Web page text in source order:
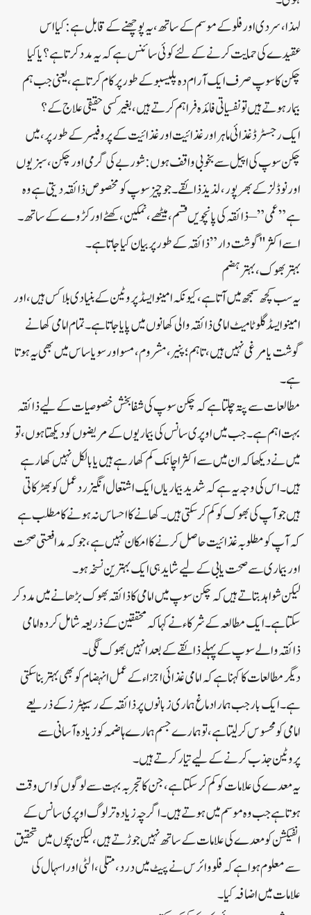
لہذا، سردی اور فلو کے موسم کے ساتھ ، یہ پوچھنے کے قابل ہے: کیا اس
عقیدے کی حمایت کرنے کے لئے کوئی سائنس ہے کہ یہ مدد کرتا ہے؟ یا کیا
چکن کا سوپ صرف ایک آرام دہ پلیسبو کے طور پر کام کرتا ہے، یعنی جب ہم
بیمار ہوتے ہیں تو نفسیاتی فائدہ فراہم کرتے ہیں، بغیر کسی حقیقی علاج کے؟
ایک رجسٹرڈ غذائی ماہر اور غذائیت اور غذائیت کے پروفیسر کے طور پر، میں
چکن سوپ کی اپیل سے بخوبی واقف ہوں: شوربے کی گرمی اور چکن، سبزیوں
اور نوڈلز کے بھرپور، لذیذ ذائقے۔ جو چیز سوپ کو مخصوص ذائقہ دیتی ہے وہ
ہے ” عمی ” – ذائقہ کی پانچویں قسم، میٹھے، نمکین، کھٹے اور کڑوے کے ساتھ۔
اسے اکثر "گوشت دار” ذائقہ کے طور پر بیان کیا جاتا ہے ۔
بہتر بھوک، بہتر ہضم
یہ سب کچھ سمجھ میں آتا ہے، کیونکہ امینو ایسڈ پروٹین کے بنیادی بلاکس ہیں، اور
امینو ایسڈ گلوٹامیٹ امامی ذائقہ والی کھانوں میں پایا جاتا ہے۔ تمام امامی کھانے
گوشت یا مرغی نہیں ہیں، تاہم؛ پنیر، مشروم، مسو اور سویا ساس میں بھی یہ ہوتا
ہے ۔
مطالعات سے پتہ چلتا ہے کہ چکن سوپ کی شفا بخش خصوصیات کے لیے ذائقہ
بہت اہم ہے ۔ جب میں اوپری سانس کی بیماریوں کے مریضوں کو دیکھتا ہوں، تو
میں نے دیکھا کہ ان میں سے اکثر اچانک کم کھا رہے ہیں یا بالکل نہیں کھا رہے
ہیں۔ اس کی وجہ یہ ہے کہ شدید بیماریاں ایک اشتعال انگیز ردعمل کو بھڑکاتی
ہیں جو آپ کی بھوک کو کم کر سکتی ہیں ۔ کھانے کا احساس نہ ہونے کا مطلب ہے
کہ آپ کو مطلوبہ غذائیت حاصل کرنے کا امکان نہیں ہے، جو کہ مدافعتی صحت
اور بیماری سے صحت یابی کے لیے شاید ہی ایک بہترین نسخہ ہو۔
لیکن شواہد بتاتے ہیں کہ چکن سوپ میں امامی کا ذائقہ بھوک بڑھانے میں مدد کر
سکتا ہے۔ ایک مطالعہ کے شرکاء نے کہا کہ محققین کے ذریعہ شامل کردہ امامی
ذائقہ والے سوپ کے پہلے ذائقے کے بعد انہیں بھوک لگی ۔
دیگر مطالعات کا کہنا ہے کہ امامی غذائی اجزاء کے عمل انہضام کو بھی بہتر بنا سکتی
ہے ۔ ایک بار جب ہمارا دماغ ہماری زبانوں پر ذائقہ کے رسیپٹرز کے ذریعے
امامی کو محسوس کر لیتا ہے، تو ہمارے جسم ہمارے ہاضمہ کو زیادہ آسانی سے
پروٹین جذب کرنے کے لیے تیار کرتے ہیں۔
یہ معدے کی علامات کو کم کر سکتا ہے ، جن کا تجربہ بہت سے لوگوں کو اس وقت
ہوتا ہے جب وہ موسم میں ہوتے ہیں۔ اگرچہ زیادہ تر لوگ اوپری سانس کے
انفیکشن کو معدے کی علامات کے ساتھ نہیں جوڑتے ہیں، لیکن بچوں میں تحقیق
سے معلوم ہوا ہے کہ فلو وائرس نے پیٹ میں درد، متلی، الٹی اور اسہال کی
علامات میں اضافہ کیا ۔